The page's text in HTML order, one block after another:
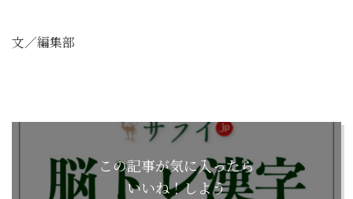
文／編集部
この記事が気に入ったら
いいね！しよう